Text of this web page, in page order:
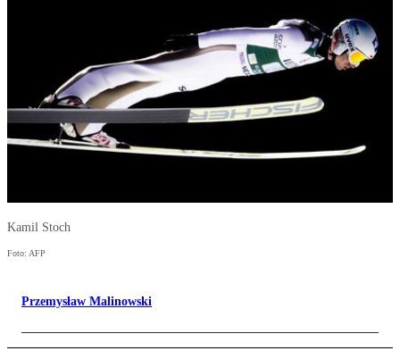
Kamil Stoch
Foto: AFP
Przemysław Malinowski